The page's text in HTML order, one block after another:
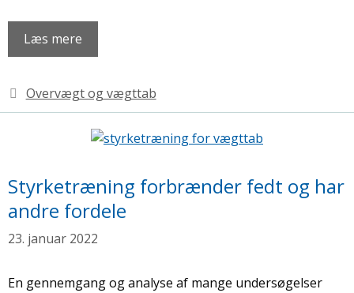
Læs mere
Kategorier
Overvægt og vægttab
Styrketræning forbrænder fedt og har
andre fordele
23. januar 2022
En gennemgang og analyse af mange undersøgelser